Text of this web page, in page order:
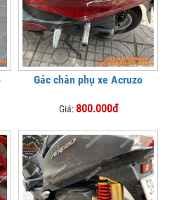
Gác chân phụ xe Acruzo
Giá: 800.000đ